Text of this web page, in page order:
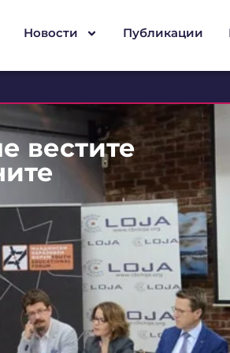
Новости Публикации
вестите